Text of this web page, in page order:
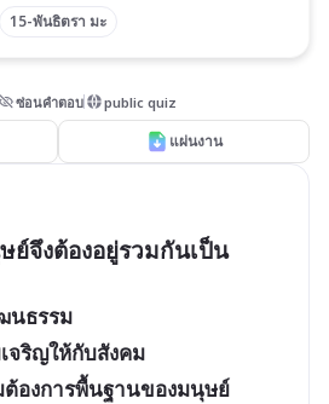
15-พันธิตรา มะ
ซ่อนคำตอบ public quiz
แผ่นงาน
ย์จึงต้องอยู่รวมกันเป็น
นธรรม
จริญให้กับสังคม
ต้องการพื้นฐานของมนุษย์